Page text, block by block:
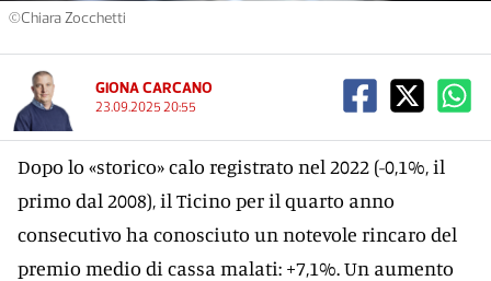
©Chiara Zocchetti
GIONA CARCANO
23.09.2025 20:55
Dopo lo «storico» calo registrato nel 2022 (-0,1%, il
primo dal 2008), il Ticino per il quarto anno
consecutivo ha conosciuto un notevole rincaro del
premio medio di cassa malati: +7,1%. Un aumento